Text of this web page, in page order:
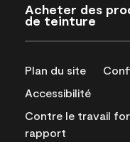
Acheter des
de teinture
Plan du site
Accessibilité
Contre le travail
rapport